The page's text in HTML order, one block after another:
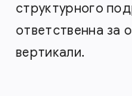
структурного
ответственна за
вертикали.